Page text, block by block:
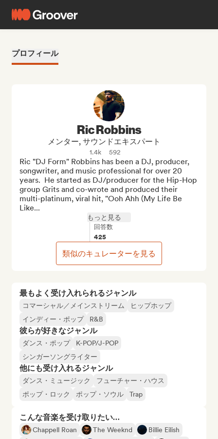
プロフィール
最もよく受け入れられるジャンル
コマーシャル／メインストリーム
ヒップホップ
インディー・ポップ
R&B
彼らが好きなジャンル
ダンス・ポップ
K-POP/J-POP
シンガーソングライター
他にも受け入れるジャンル
ダンス・ミュージック
フューチャー・ハウス
ポップ・ロック
ポップ・ソウル Trap
こんな音楽を受け取りたい…
Chappell Roan The Weeknd
Billie Eilish
Ric Robbins
メンター, サウンドエキスパート
1.4k 592
Ric "DJ Form" Robbins has been a DJ, producer,
songwriter, and music professional for over 20
years.  He started as DJ/producer for the Hip-Hop
group Grits and co-wrote and produced their
multi-platinum, viral hit, "Ooh Ahh (My Life Be
Like...
もっと見る
回答数
425
類似のキュレーターを見る